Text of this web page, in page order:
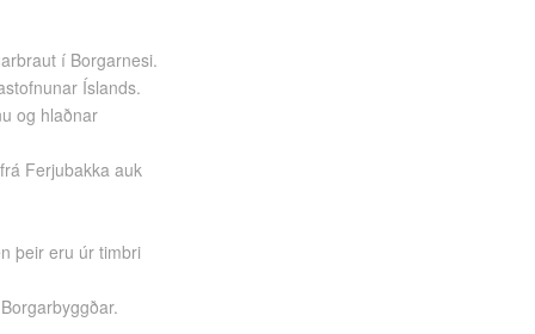
í Borgarnesi.
Íslands.
og hlaðnar
Ferjubakka auk
þeir eru úr timbri